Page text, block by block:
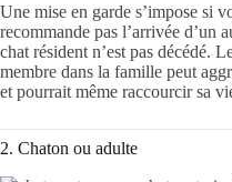
Une mise en garde s’impose si
recommande pas l’arrivée d’un
chat résident n’est pas décédé.
membre dans la famille peut
et pourrait même raccourcir sa
2. Chaton ou adulte